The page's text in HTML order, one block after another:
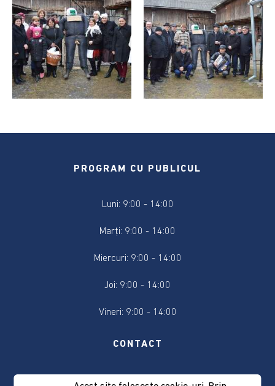
Anunț
pentru
finanțare
nerambursabilă
conform
Legii
350
pe
PROGRAM CU PUBLICUL
Luni: 9:00 - 14:00
Marți: 9:00 - 14:00
Miercuri: 9:00 - 14:00
Joi: 9:00 - 14:00
Vineri: 9:00 - 14:00
CONTACT
Telefon: 0266-332502